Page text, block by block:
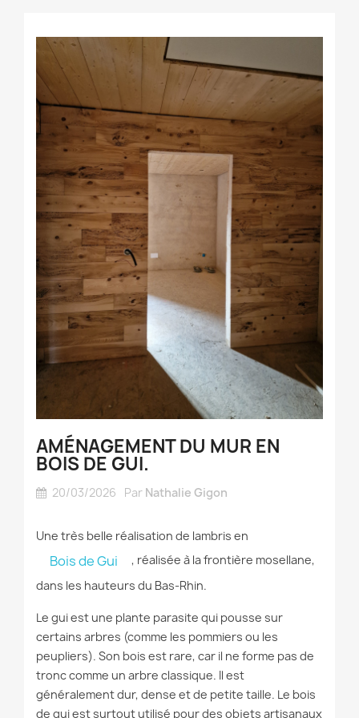
AMÉNAGEMENT DU MUR EN
BOIS DE GUI.
20/03/2026 Par Nathalie Gigon
Une très belle réalisation de lambris en
Bois de Gui
, réalisée à la frontière mosellane,
dans les hauteurs du Bas-Rhin.
Le gui est une plante parasite qui pousse sur
certains arbres (comme les pommiers ou les
peupliers). Son bois est rare, car il ne forme pas de
tronc comme un arbre classique. Il est
généralement dur, dense et de petite taille. Le bois
de gui est surtout utilisé pour des objets artisanaux